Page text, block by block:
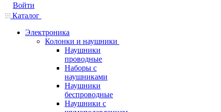
Войти
Каталог
Электроника
Колонки и наушники
Наушники
проводные
Наборы с
наушниками
Наушники
беспроводные
Наушники с